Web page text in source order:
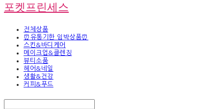
포켓프린세스
전체상품
⏰유통기한 임박상품⏰
스킨&바디케어
메이크업&클렌징
뷰티소품
헤어&네일
생활&건강
커피&푸드